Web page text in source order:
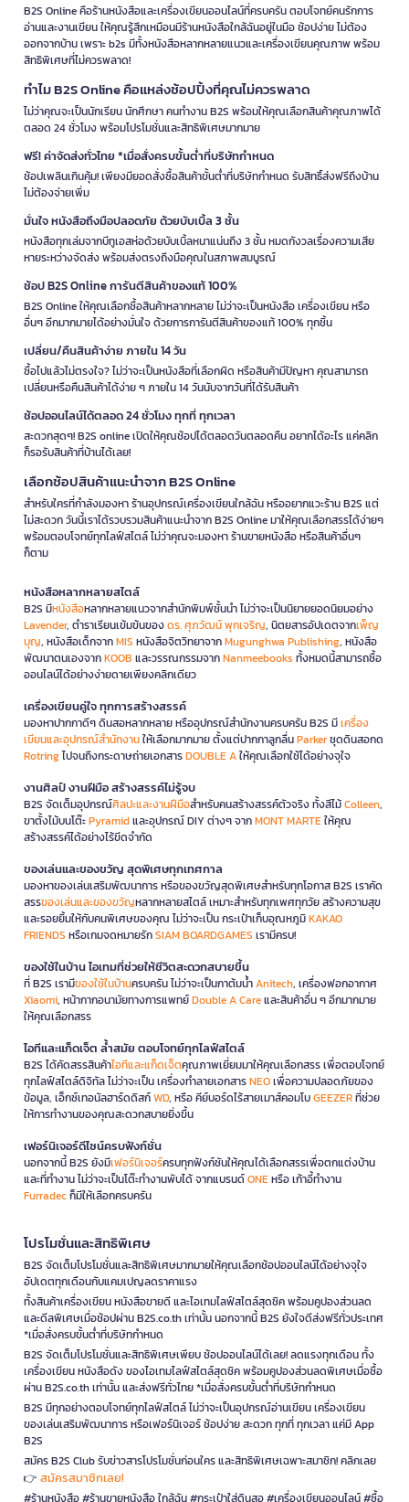
B2S Online คือร้านหนังสือและเครื่องเขียนออนไลน์ที่ครบครัน ตอบโจทย์คนรักการ
อ่านและงานเขียน ให้คุณรู้สึกเหมือนมีร้านหนังสือใกล้ฉันอยู่ในมือ ช้อปง่าย ไม่ต้อง
ออกจากบ้าน เพราะ b2s มีทั้งหนังสือหลากหลายแนวและเครื่องเขียนคุณภาพ พร้อม
สิทธิพิเศษที่ไม่ควรพลาด!
ทำไม B2S Online คือแหล่งช้อปปิ้งที่คุณไม่ควรพลาด
ไม่ว่าคุณจะเป็นนักเรียน นักศึกษา คนทำงาน B2S พร้อมให้คุณเลือกสินค้าคุณภาพได้
ตลอด 24 ชั่วโมง พร้อมโปรโมชั่นและสิทธิพิเศษมากมาย
ฟรี! ค่าจัดส่งทั่วไทย *เมื่อสั่งครบขั้นต่ำที่บริษัทกำหนด
ช้อปเพลินเกินคุ้ม! เพียงมียอดสั่งซื้อสินค้าขั้นต่ำที่บริษัทกำหนด รับสิทธิ์ส่งฟรีถึงบ้าน
ไม่ต้องจ่ายเพิ่ม
มั่นใจ หนังสือถึงมือปลอดภัย ด้วยบับเบิ้ล 3 ชั้น
หนังสือทุกเล่มจากบีทูเอสห่อด้วยบับเบิ้ลหนาแน่นถึง 3 ชั้น หมดกังวลเรื่องความเสีย
หายระหว่างจัดส่ง พร้อมส่งตรงถึงมือคุณในสภาพสมบูรณ์
ช้อป B2S Online การันตีสินค้าของแท้ 100%
B2S Online ให้คุณเลือกซื้อสินค้าหลากหลาย ไม่ว่าจะเป็นหนังสือ เครื่องเขียน หรือ
อื่นๆ อีกมากมายได้อย่างมั่นใจ ด้วยการการันตีสินค้าของแท้ 100% ทุกชิ้น
เปลี่ยน/คืนสินค้าง่าย ภายใน 14 วัน
ซื้อไปแล้วไม่ตรงใจ? ไม่ว่าจะเป็นหนังสือที่เลือกผิด หรือสินค้ามีปัญหา คุณสามารถ
เปลี่ยนหรือคืนสินค้าได้ง่าย ๆ ภายใน 14 วันนับจากวันที่ได้รับสินค้า
ช้อปออนไลน์ได้ตลอด 24 ชั่วโมง ทุกที่ ทุกเวลา
สะดวกสุดๆ! B2S online เปิดให้คุณช้อปได้ตลอดวันตลอดคืน อยากได้อะไร แค่คลิก
ก็รอรับสินค้าที่บ้านได้เลย!
เลือกช้อปสินค้าแนะนำจาก B2S Online
สำหรับใครที่กำลังมองหา ร้านอุปกรณ์เครื่องเขียนใกล้ฉัน หรืออยากแวะร้าน B2S แต่
ไม่สะดวก วันนี้เราได้รวบรวมสินค้าแนะนำจาก B2S Online มาให้คุณเลือกสรรได้ง่ายๆ
พร้อมตอบโจทย์ทุกไลฟ์สไตล์ ไม่ว่าคุณจะมองหา ร้านขายหนังสือ หรือสินค้าอื่นๆ
ก็ตาม
หนังสือหลากหลายสไตล์
B2S มีหนังสือหลากหลายแนวจากสำนักพิมพ์ชั้นนำ ไม่ว่าจะเป็นนิยายยอดนิยมอย่าง
Lavender, ตำราเรียนเข้มข้นของดร. ศุภวัฒน์ พุกเจริญ, นิตยสารอัปเดตจากเพ็ญ
บุญ, หนังสือเด็กจากMIS หนังสือจิตวิทยาจากMugunghwa Publishing, หนังสือ
พัฒนาตนเองจากKOOB และวรรณกรรมจากNanmeebooks ทั้งหมดนี้สามารถซื้อ
ออนไลน์ได้อย่างง่ายดายเพียงคลิกเดียว
เครื่องเขียนคู่ใจ ทุกการสร้างสรรค์
มองหาปากกาดีๆ ดินสอหลากหลาย หรืออุปกรณ์สำนักงานครบครัน B2S มีเครื่อง
เขียนและอุปกรณ์สำนักงานให้เลือกมากมาย ตั้งแต่ปากกาลูกลื่นParkerชุดดินสอกด
Rotringไปจนถึงกระดาษถ่ายเอกสารDOUBLE Aให้คุณเลือกใช้ได้อย่างจุใจ
งานศิลป์ งานฝีมือ สร้างสรรค์ไม่รู้จบ
B2S จัดเต็มอุปกรณ์ศิลปะและงานฝีมือสำหรับคนสร้างสรรค์ตัวจริง ทั้งสีไม้Colleen,
ขาตั้งไม้บนโต๊ะPyramidและอุปกรณ์ DIY ต่างๆ จากMONT MARTEให้คุณ
สร้างสรรค์ได้อย่างไร้ขีดจำกัด
ของเล่นและของขวัญ สุดพิเศษทุกเทศกาล
มองหาของเล่นเสริมพัฒนาการ หรือของขวัญสุดพิเศษสำหรับทุกโอกาส B2S เราคัด
สรรของเล่นและของขวัญหลากหลายสไตล์ เหมาะสำหรับทุกเพศทุกวัย สร้างความสุข
และรอยยิ้มให้กับคนพิเศษของคุณ ไม่ว่าจะเป็น กระเป๋าเก็บอุณหภูมิKAKAO
FRIENDS หรือเกมจดหมายรักSIAM BOARDGAMES เรามีครบ!
ของใช้ในบ้าน ไอเทมที่ช่วยให้ชีวิตสะดวกสบายขึ้น
ที่ B2S เรามีของใช้ในบ้านครบครัน ไม่ว่าจะเป็นกาต้มน้ำAnitech, เครื่องฟอกอากาศ
Xiaomi, หน้ากากอนามัยทางการแพทย์Double A Careและสินค้าอื่น ๆ อีกมากมาย
ให้คุณเลือกสรร
ไอทีและแก็ดเจ็ต ล้ำสมัย ตอบโจทย์ทุกไลฟ์สไตล์
B2S ได้คัดสรรสินค้าไอทีและแก็ดเจ็ตคุณภาพเยี่ยมมาให้คุณเลือกสรร เพื่อตอบโจทย์
ทุกไลฟ์สไตล์ดิจิทัล ไม่ว่าจะเป็น เครื่องทำลายเอกสารNEOเพื่อความปลอดภัยของ
ข้อมูล, เอ็กซ์เทอนัลฮาร์ดดิสก์WD, หรือ คีย์บอร์ดไร้สายเมาส์คอมโบGEEZERที่ช่วย
ให้การทำงานของคุณสะดวกสบายยิ่งขึ้น
เฟอร์นิเจอร์ดีไซน์ครบฟังก์ชั่น
นอกจากนี้ B2S ยังมีเฟอร์นิเจอร์ครบทุกฟังก์ชันให้คุณได้เลือกสรรเพื่อตกแต่งบ้าน
และที่ทำงาน ไม่ว่าจะเป็นโต๊ะทำงานพับได้ จากแบรนด์ONEหรือ เก้าอี้ทำงาน
Furradecก็มีให้เลือกครบครัน
โปรโมชั่นและสิทธิพิเศษ
B2S จัดเต็มโปรโมชั่นและสิทธิพิเศษมากมายให้คุณเลือกช้อปออนไลน์ได้อย่างจุใจ
อัปเดตทุกเดือนกับแคมเปญลดราคาแรง
ทั้งสินค้าเครื่องเขียน หนังสือขายดี และไอเทมไลฟ์สไตล์สุดชิค พร้อมคูปองส่วนลด
และดีลพิเศษเมื่อช้อปผ่าน B2S.co.th เท่านั้น นอกจากนี้ B2S ยังใจดีส่งฟรีทั่วประเทศ
*เมื่อสั่งครบขั้นต่ำที่บริษัทกำหนด
B2S จัดเต็มโปรโมชั่นและสิทธิพิเศษเพียบ ช้อปออนไลน์ได้เลย! ลดแรงทุกเดือน ทั้ง
เครื่องเขียน หนังสือดัง ของไอเทมไลฟ์สไตล์สุดชิค พร้อมคูปองส่วนลดพิเศษเมื่อซื้อ
ผ่าน B2S.co.th เท่านั้น และส่งฟรีทั่วไทย *เมื่อสั่งครบขั้นต่ำที่บริษัทกำหนด
B2S มีทุกอย่างตอบโจทย์ทุกไลฟ์สไตล์ ไม่ว่าจะเป็นอุปกรณ์อ่านเขียน เครื่องเขียน
ของเล่นเสริมพัฒนาการ หรือเฟอร์นิเจอร์ ช้อปง่าย สะดวก ทุกที่ ทุกเวลา แค่มี App
B2S
สมัคร B2S Club รับข่าวสารโปรโมชั่นก่อนใคร และสิทธิพิเศษเฉพาะสมาชิก! คลิกเลย
👉 สมัครสมาชิกเลย!
#ร้านหนังสือ #ร้านขายหนังสือ ใกล้ฉัน #กระเป๋าใส่ดินสอ #เครื่องเขียนออนไลน์ #ซื้อ